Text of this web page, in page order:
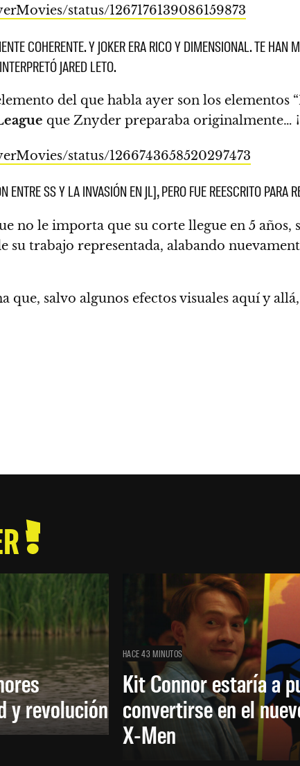
status/1267176139086159873
COHERENTE. Y JOKER ERA RICO Y DIMENSIONAL. TE
JARED LETO.
del que habla ayer son los
que Znyder preparaba originalmente…
status/1266743658520297473
ENTRE SS Y LA INVASIÓN EN JL], PERO FUE REESCRITO PARA
no le importa que su corte llegue en 5
su trabajo representada, alabando
que, salvo algunos efectos visuales aquí y
y revolución
HACE 43 MINUTOS
Kit Connor estaría a
convertirse en el
X-Men